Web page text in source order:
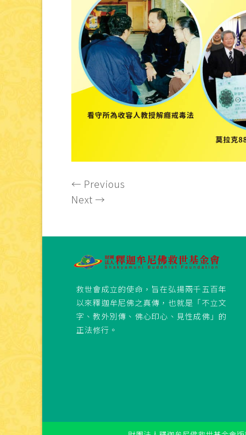
← Previous
Next →
救世會成立的使命，旨在弘揚兩千五百年
以來釋迦牟尼佛之真傳，也就是「不立文
字、教外別傳、佛心印心、見性成佛」的
正法修行。